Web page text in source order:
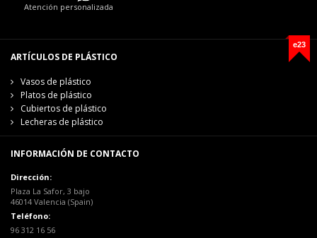
Atención personalizada
e23
ARTÍCULOS DE PLÁSTICO
Vasos de plástico
Platos de plástico
Cubiertos de plástico
Lecheras de plástico
INFORMACIÓN DE CONTACTO
Dirección:
Plaza La Safor, 3 bajo
46014 Valencia (Spain)
Teléfono:
96 312 16 56